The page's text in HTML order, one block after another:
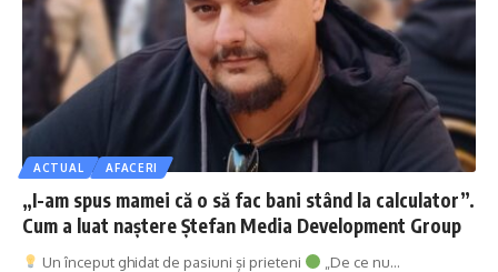
ACTUAL AFACERI
„I-am spus mamei că o să fac bani stând la calculator”.
Cum a luat naștere Ștefan Media Development Group
Un început ghidat de pasiuni și prieteni „De ce nu…